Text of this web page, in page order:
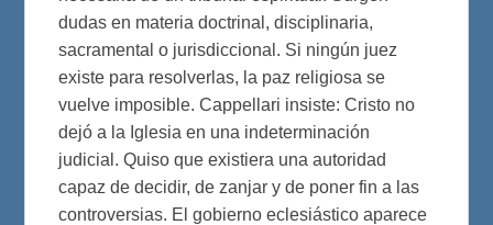
dudas en materia doctrinal, disciplinaria,
sacramental o jurisdiccional. Si ningún juez
existe para resolverlas, la paz religiosa se
vuelve imposible. Cappellari insiste: Cristo no
dejó a la Iglesia en una indeterminación
judicial. Quiso que existiera una autoridad
capaz de decidir, de zanjar y de poner fin a las
controversias. El gobierno eclesiástico aparece